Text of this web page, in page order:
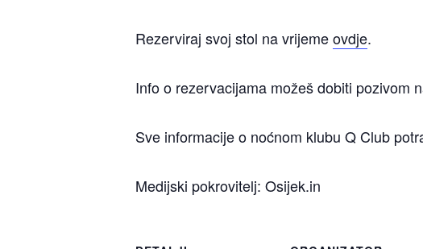
Rezerviraj svoj stol na vrijemeovdje.
Info o rezervacijama možeš dobiti pozivom
Sve informacije o noćnom klubu Q Club
Medijski pokrovitelj: Osijek.in